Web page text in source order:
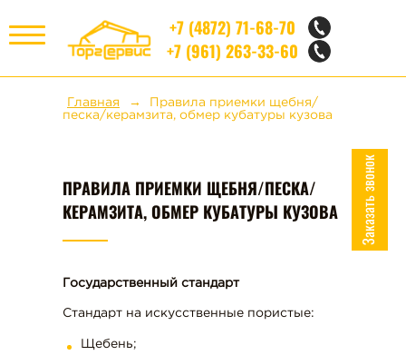
МЕНЮ
КИРПИЧ
+7 (4872) 71-68-70
+7 (961) 263-33-60
Главная
Правила приемки щебня/
песка/керамзита, обмер кубатуры кузова
ПРАВИЛА ПРИЕМКИ ЩЕБНЯ/ПЕСКА/
КЕРАМЗИТА, ОБМЕР КУБАТУРЫ КУЗОВА
Государственный стандарт
Стандарт на искусственные пористые:
Щебень;
Заказать звонок